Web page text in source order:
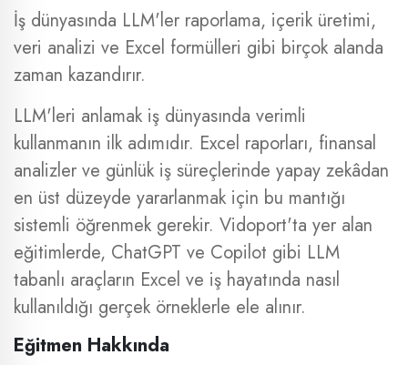
İş dünyasında LLM'ler raporlama, içerik üretimi,
veri analizi ve Excel formülleri gibi birçok alanda
zaman kazandırır.
LLM'leri anlamak iş dünyasında verimli
kullanmanın ilk adımıdır. Excel raporları, finansal
analizler ve günlük iş süreçlerinde yapay zekâdan
en üst düzeyde yararlanmak için bu mantığı
sistemli öğrenmek gerekir. Vidoport'ta yer alan
eğitimlerde, ChatGPT ve Copilot gibi LLM
tabanlı araçların Excel ve iş hayatında nasıl
kullanıldığı gerçek örneklerle ele alınır.
Eğitmen Hakkında